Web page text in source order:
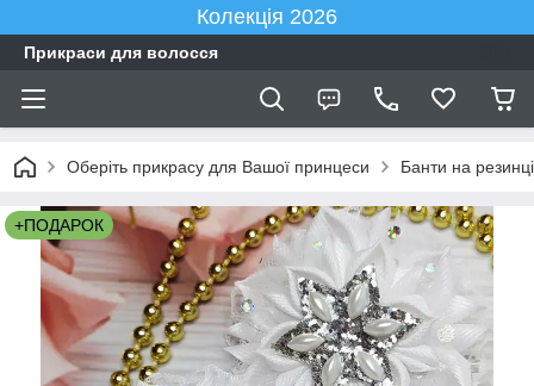
Колекція 2026
Прикраси для волосся
Оберіть прикрасу для Вашої принцеси Банти на резинці
+ПОДАРОК